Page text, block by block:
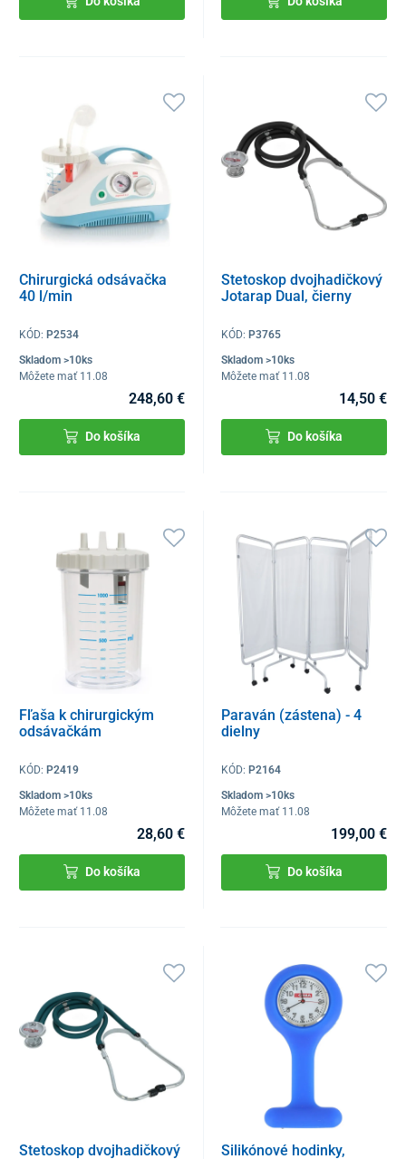
Chirurgická odsávačka
40 l/min
KÓD: P2534
Skladom >10ks
Môžete mať 11.08
248,60 €
Do košíka
Stetoskop dvojhadičkový
Jotarap Dual, čierny
KÓD: P3765
Skladom >10ks
Môžete mať 11.08
14,50 €
Do košíka
Fľaša k chirurgickým
odsávačkám
KÓD: P2419
Skladom >10ks
Môžete mať 11.08
28,60 €
Do košíka
Paraván (zástena) - 4
dielny
KÓD: P2164
Skladom >10ks
Môžete mať 11.08
199,00 €
Do košíka
Stetoskop dvojhadičkový
Silikónové hodinky,